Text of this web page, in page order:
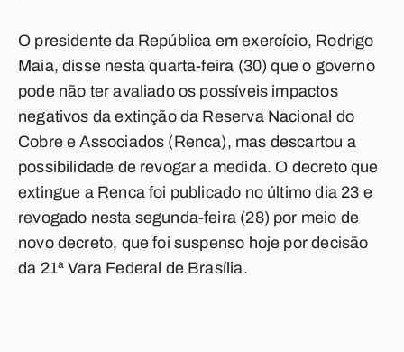
O presidente da República em exercício, Rodrigo
Maia, disse nesta quarta-feira (30) que o governo
pode não ter avaliado os possíveis impactos
negativos da extinção da Reserva Nacional do
Cobre e Associados (Renca), mas descartou a
possibilidade de revogar a medida. O decreto que
extingue a Renca foi publicado no último dia 23 e
revogado nesta segunda-feira (28) por meio de
novo decreto, que foi suspenso hoje por decisão
da 21ª Vara Federal de Brasília.